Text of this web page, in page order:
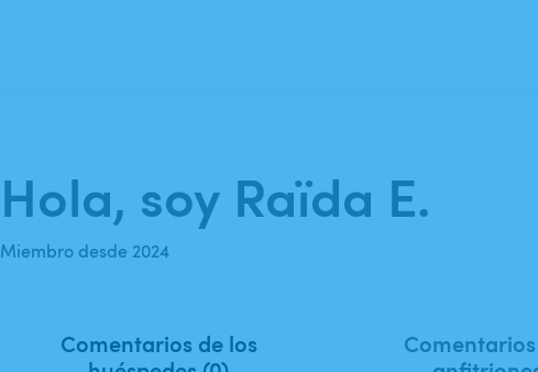
Hola, soy Raïda E.
Miembro desde 2024
Comentarios de los